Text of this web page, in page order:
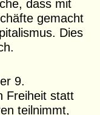
dass mit
gemacht
Dies
9.
Freiheit statt
teilnimmt,